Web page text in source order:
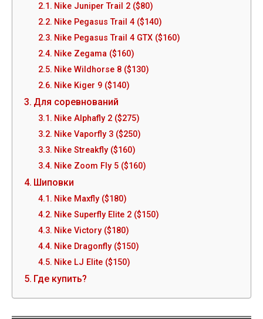
Nike Juniper Trail 2 ($80)
Nike Pegasus Trail 4 ($140)
Nike Pegasus Trail 4 GTX ($160)
Nike Zegama ($160)
Nike Wildhorse 8 ($130)
Nike Kiger 9 ($140)
Для соревнований
Nike Alphafly 2 ($275)
Nike Vaporfly 3 ($250)
Nike Streakfly ($160)
Nike Zoom Fly 5 ($160)
Шиповки
Nike Maxfly ($180)
Nike Superfly Elite 2 ($150)
Nike Victory ($180)
Nike Dragonfly ($150)
Nike LJ Elite ($150)
Где купить?